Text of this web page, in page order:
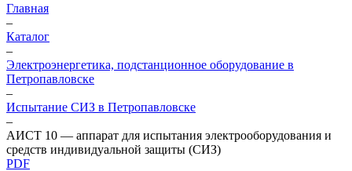
Главная
–
Каталог
–
Электроэнергетика, подстанционное оборудование в
Петропавловске
–
Испытание СИЗ в Петропавловске
–
АИСТ 10 — аппарат для испытания электрооборудования и
средств индивидуальной защиты (СИЗ)
PDF